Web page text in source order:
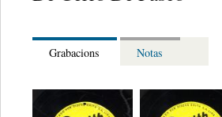
Grabacions Notas